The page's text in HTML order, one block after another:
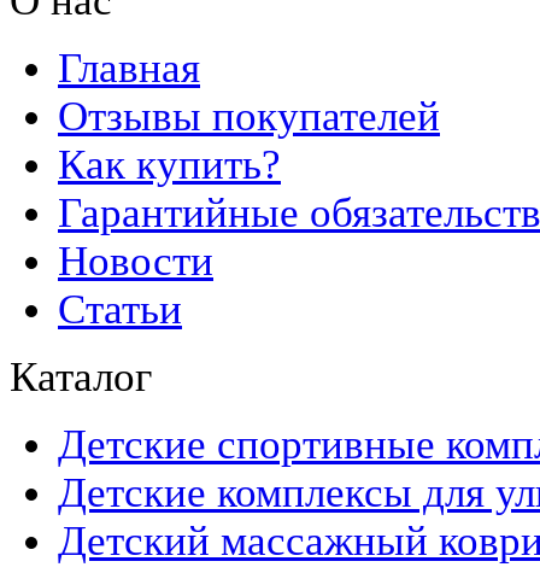
Главная
Отзывы покупателей
Как купить?
Гарантийные
Новости
Статьи
Каталог
Детские спортивные
Детские комплексы для
Детский массажный